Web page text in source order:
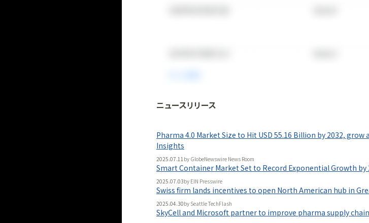
法人向け情報プラットフォーム
無料で使ってみる
ニュースリリース
Pharma 4.0 Market Size to Hit USD 55.16 Billion by 2032, grow
Insights
2025.07.11 by GlobeNewswire News Room
Smart Container Market Set to Record Exponential Growth by
2025.07.03by EIN Presswire
Swiss firm lands incentives to open North American hub in
2025.04.30by Seattle TechFlash
SkyCell and Microsoft partner to improve pharma supply